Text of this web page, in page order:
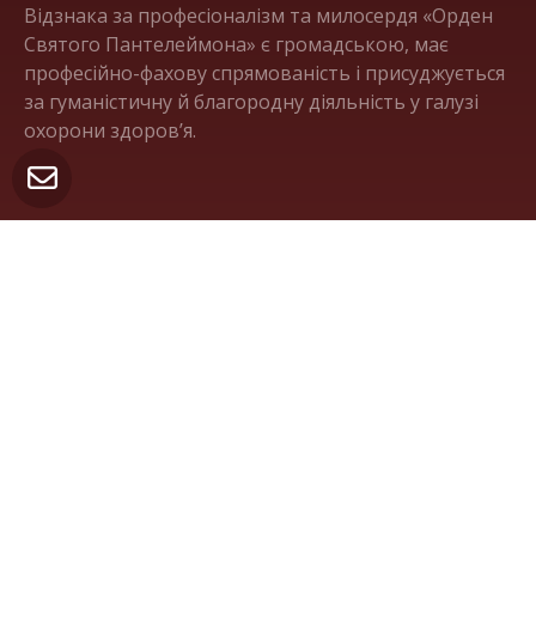
Відзнака за професіоналізм та милосердя «Орден
Святого Пантелеймона» є громадською, має
професійно-фахову спрямованість і присуджується
за гуманістичну й благородну діяльність у галузі
охорони здоров’я.